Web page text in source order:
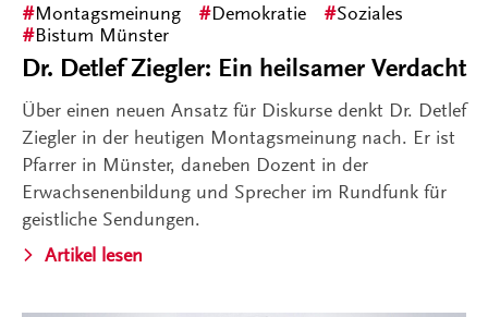
Montagsmeinung Demokratie
Soziales
Bistum Münster
Dr. Detlef Ziegler: Ein heilsamer Verdacht
Über einen neuen Ansatz für Diskurse denkt Dr. Detlef
Ziegler in der heutigen Montagsmeinung nach. Er ist
Pfarrer in Münster, daneben Dozent in der
Erwachsenenbildung und Sprecher im Rundfunk für
geistliche Sendungen.
Artikel lesen